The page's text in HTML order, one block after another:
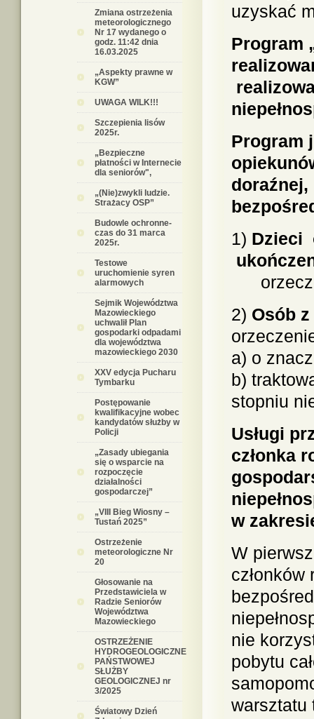
Zmiana ostrzeżenia
meteorologicznego
Nr 17 wydanego o
godz. 11:42 dnia
16.03.2025
„Aspekty prawne w
KGW”
UWAGA WILK!!!
Szczepienia lisów
2025r.
„Bezpieczne
płatności w Internecie
dla seniorów",
„(Nie)zwykli ludzie.
Strażacy OSP”
Budowle ochronne-
czas do 31 marca
2025r.
Testowe
uruchomienie syren
alarmowych
Sejmik Województwa
Mazowieckiego
uchwalił Plan
gospodarki odpadami
dla województwa
mazowieckiego 2030
XXV edycja Pucharu
Tymbarku
Postępowanie
kwalifikacyjne wobec
kandydatów służby w
Policji
„Zasady ubiegania
się o wsparcie na
rozpoczęcie
działalności
gospodarczej”
„VIII Bieg Wiosny –
Tustań 2025”
Ostrzeżenie
meteorologiczne Nr
20
Głosowanie na
Przedstawiciela w
Radzie Seniorów
Województwa
Mazowieckiego
OSTRZEŻENIE
HYDROGEOLOGICZNE
PAŃSTWOWEJ
SŁUŻBY
GEOLOGICZNEJ nr
3/2025
Światowy Dzień
uzyskać
Program
Program
1) Dzieci
2) Osób
a) o
b)
stopniu
Usługi
członka
w
W
nie
pobytu
warsztatu